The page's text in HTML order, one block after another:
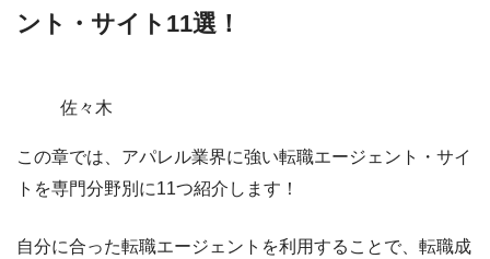
ント・サイト11選！
佐々木
この章では、 アパレル業界に強い転職エージェント・サイ
トを専門分野別に11つ紹介 します！
自分に合った転職エージェントを利用することで、転職成